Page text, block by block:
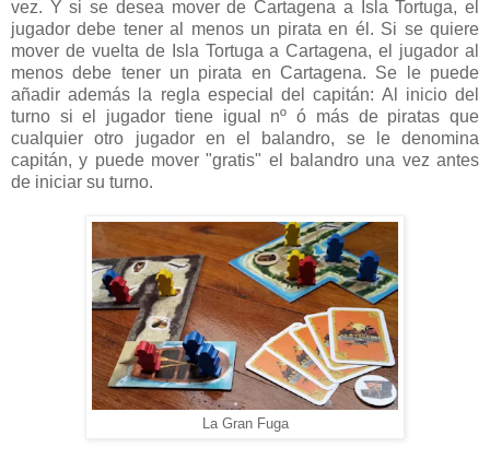
vez. Y si se desea mover de Cartagena a Isla Tortuga, el
jugador debe tener al menos un pirata en él. Si se quiere
mover de vuelta de Isla Tortuga a Cartagena, el jugador al
menos debe tener un pirata en Cartagena. Se le puede
añadir además la regla especial del capitán: Al inicio del
turno si el jugador tiene igual nº ó más de piratas que
cualquier otro jugador en el balandro, se le denomina
capitán, y puede mover "gratis" el balandro una vez antes
de iniciar su turno.
La Gran Fuga